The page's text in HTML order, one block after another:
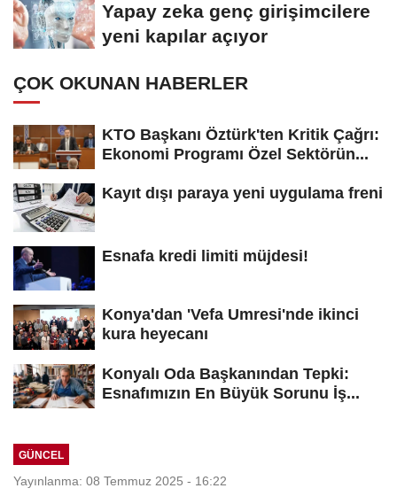
Yapay zeka genç girişimcilere
yeni kapılar açıyor
ÇOK OKUNAN HABERLER
KTO Başkanı Öztürk'ten Kritik Çağrı:
Ekonomi Programı Özel Sektörün...
Kayıt dışı paraya yeni uygulama freni
Esnafa kredi limiti müjdesi!
Konya'dan 'Vefa Umresi'nde ikinci
kura heyecanı
Konyalı Oda Başkanından Tepki:
Esnafımızın En Büyük Sorunu İş...
GÜNCEL
Yayınlanma: 08 Temmuz 2025 - 16:22